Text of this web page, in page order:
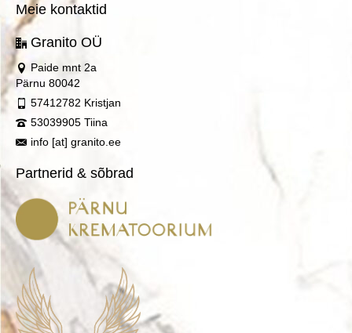
Meie kontaktid
Granito OÜ
Paide mnt 2a
Pärnu 80042
57412782 Kristjan
53039905 Tiina
info [at] granito.ee
Partnerid & sõbrad